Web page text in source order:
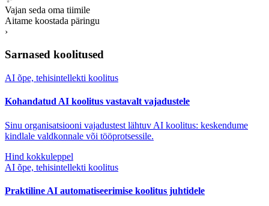
Vajan seda oma tiimile
Aitame koostada päringu
›
Sarnased koolitused
AI õpe, tehisintellekti koolitus
Kohandatud AI koolitus vastavalt vajadustele
Sinu organisatsiooni vajadustest lähtuv AI koolitus: keskendume
kindlale valdkonnale või tööprotsessile.
Hind kokkuleppel
AI õpe, tehisintellekti koolitus
Praktiline AI automatiseerimise koolitus juhtidele